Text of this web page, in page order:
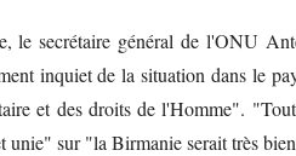
le secrétaire général de l'ONU
inquiet de la situation dans le
et des droits de l'Homme".
unie" sur "la Birmanie serait très